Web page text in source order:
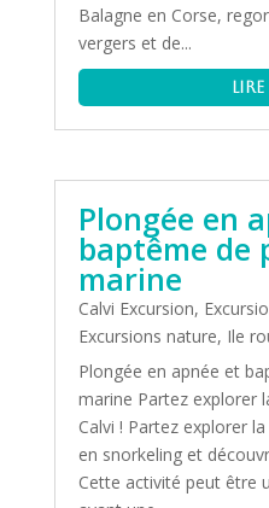
Balagne en Corse,
vergers et de...
lire
Plongée en
baptême de
marine
Calvi Excursion,
Excursions nature, Ile
Plongée en apnée et
marine Partez explorer
Calvi ! Partez explorer
en snorkeling et
Cette activité peut être